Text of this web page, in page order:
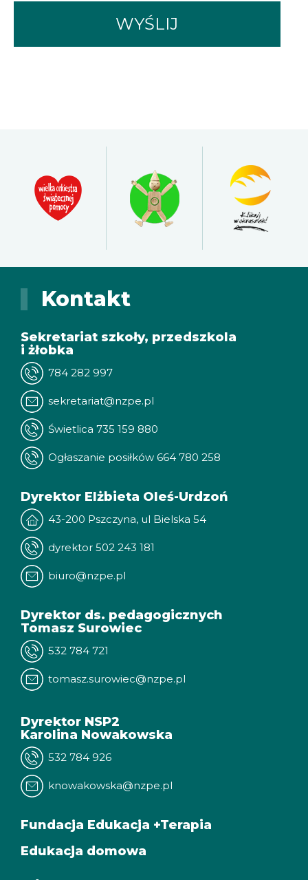
Kontakt
Sekretariat szkoły, przedszkola
i żłobka
784 282 997
sekretariat@nzpe.pl
Świetlica 735 159 880
Ogłaszanie posiłków 664 780 258
Dyrektor Elżbieta Oleś-Urdzoń
43-200 Pszczyna, ul Bielska 54
dyrektor 502 243 181
biuro@nzpe.pl
Dyrektor ds. pedagogicznych
Tomasz Surowiec
532 784 721
tomasz.surowiec@nzpe.pl
Dyrektor NSP2
Karolina Nowakowska
532 784 926
knowakowska@nzpe.pl
Fundacja Edukacja +Terapia
Edukacja domowa